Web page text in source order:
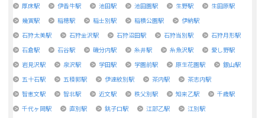
厚床駅
伊香牛駅 池田駅 池田園駅 生野駅
生田原駅
幾寅駅
稲穂駅 稲士別駅 稲積公園駅
伊納駅
石狩太美駅
石狩金沢駅 石狩沼田駅 石狩当別駅
石狩月形駅
石倉駅
石谷駅 磯分内駅 糸井駅 糸魚沢駅
愛し野駅
岩見沢駅
泉沢駅 学田駅 学園前駅 原生花園駅
銀山駅
五十石駅
五稜郭駅 伊達紋別駅 茶内駅
茶志内駅
智恵文駅
智北駅 近文駅 秩父別駅 知来乙駅
千歳駅
千代ヶ岡駅
直別駅 銚子口駅 江部乙駅
江別駅